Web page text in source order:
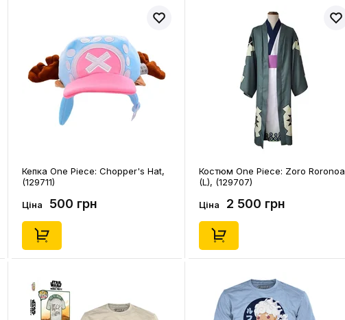
Кепка One Piece: Chopper's Hat,
(129711)
Ціна 500 грн
Костюм One Piece: Zoro Roronoa
(L), (129707)
Ціна 2 500 грн